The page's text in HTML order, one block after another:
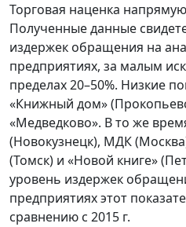
Торговая наценка
Полученные данные
издержек обращения на
предприятиях, за малым
пределах 20–50%. Низкие
«Книжный дом»
«Медведково». В то же
(Новокузнецк), МДК
(Томск) и «Новой книге»
уровень издержек
предприятиях этот
сравнению с 2015 г.